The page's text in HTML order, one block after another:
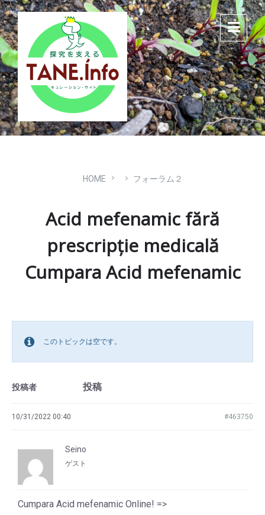
Skip
to
content
Skip
to
main
navigation
Skip
to
footer
HOME フォーラム２
Acid mefenamic fără
prescripție medicală
Cumpara Acid mefenamic
このトピックは空です。
投稿者 投稿
10/31/2022 00:40 #463750
Seino
ゲスト
Cumpara Acid mefenamic Online! =>